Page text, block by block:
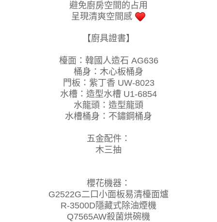
避免廚房空間的占用
呈現清爽空間感
【廚具證書】
檯面：韓國人造石 AG636
桶身：木心板桶身
門板：紫丁香 UW-8023
水槽：造型水槽 U1-6854
水龍頭：造型龍頭
水槽桶身：不鏽鋼桶身
五金配件：
木三抽
櫻花機器：
G2522G二口小面板易清檯面爐
R-3500D隱藏式除油煙機
Q7565AW殺菌烘碗機